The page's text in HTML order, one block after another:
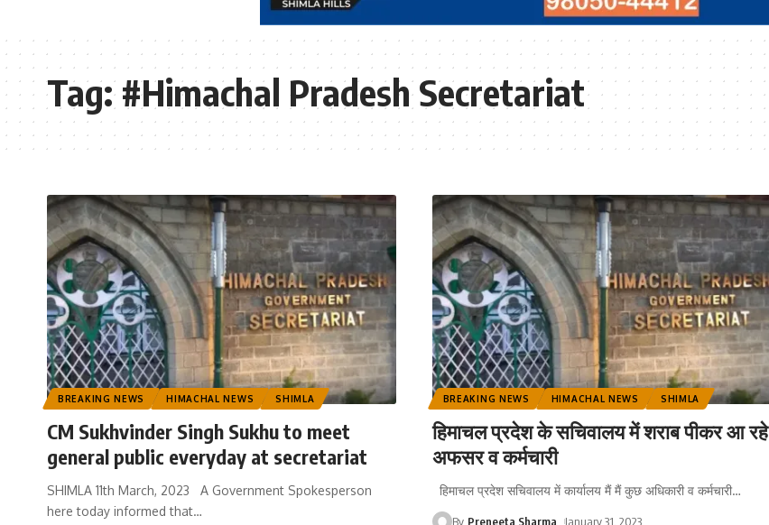
Tag:#Himachal Pradesh Secretariat
BREAKING NEWS HIMACHAL NEWS SHIMLA
CM Sukhvinder Singh Sukhu to meet
general public everyday at secretariat
SHIMLA 11th March, 2023 A Government Spokesperson
here today informed that…
BREAKING NEWS HIMACHAL NEWS SHIMLA
हिमाचल प्रदेश के सचिवालय में शराब पीकर आ रहे
अफसर व कर्मचारी
हिमाचल प्रदेश सचिवालय में कार्यालय मैं मैं कुछ अधिकारी व कर्मचारी…
By Preneeta Sharma January 31, 2023